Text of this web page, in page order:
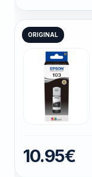
ORIGINAL
10.95€